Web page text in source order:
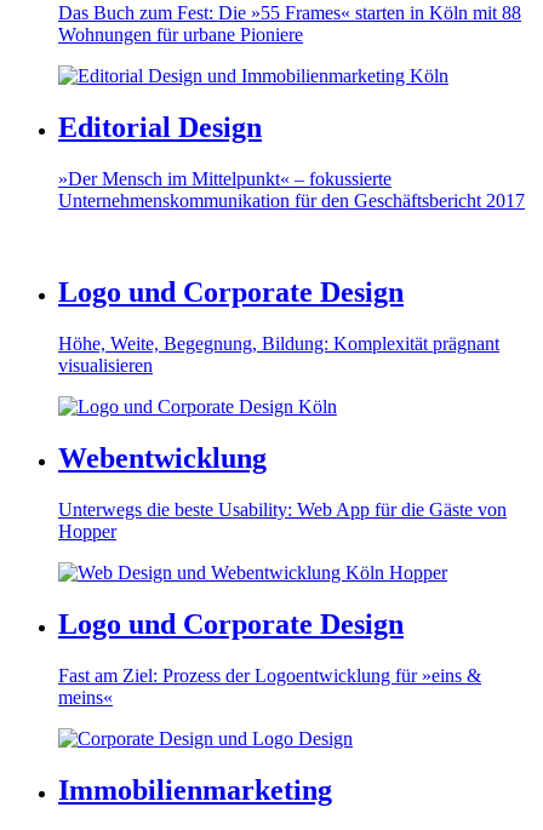
Das Buch zum Fest: Die »55 Frames« starten in Köln mit 88
Wohnungen für urbane Pioniere
Editorial Design
»Der Mensch im Mittelpunkt« – fokussierte
Unternehmenskommunikation für den Geschäftsbericht 2017
Logo und Corporate Design
Höhe, Weite, Begegnung, Bildung: Komplexität prägnant
visualisieren
Webentwicklung
Unterwegs die beste Usability: Web App für die Gäste von
Hopper
Logo und Corporate Design
Fast am Ziel: Prozess der Logoentwicklung für »eins &
meins«
Immobilienmarketing